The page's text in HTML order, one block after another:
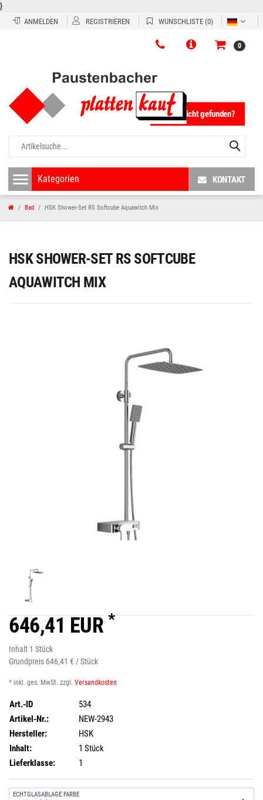
}
ANMELDEN REGISTRIEREN WUNSCHLISTE (0)
0
Fliese nicht gefunden?
KONTAKT
Bad HSK Shower-Set RS Softcube Aquawitch Mix
HSK SHOWER-SET RS SOFTCUBE
AQUAWITCH MIX
646,41 EUR *
Inhalt 1 Stück
Grundpreis 646,41 € / Stück
* inkl. ges. MwSt. zzgl. Versandkosten
Art.-ID
534
Artikel-Nr.:
NEW-2943
Hersteller:
HSK
Inhalt:
1 Stück
Lieferklasse:
1
ECHTGLASABLAGE FARBE